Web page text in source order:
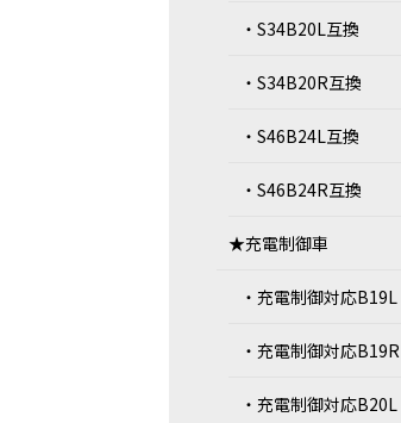
・S34B20L互換
・S34B20R互換
・S46B24L互換
・S46B24R互換
★充電制御車
・充電制御対応B19L
・充電制御対応B19R
・充電制御対応B20L